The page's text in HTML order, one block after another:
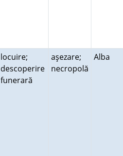
locuire;
descoperire
funerară
aşezare;
necropolă
Alba